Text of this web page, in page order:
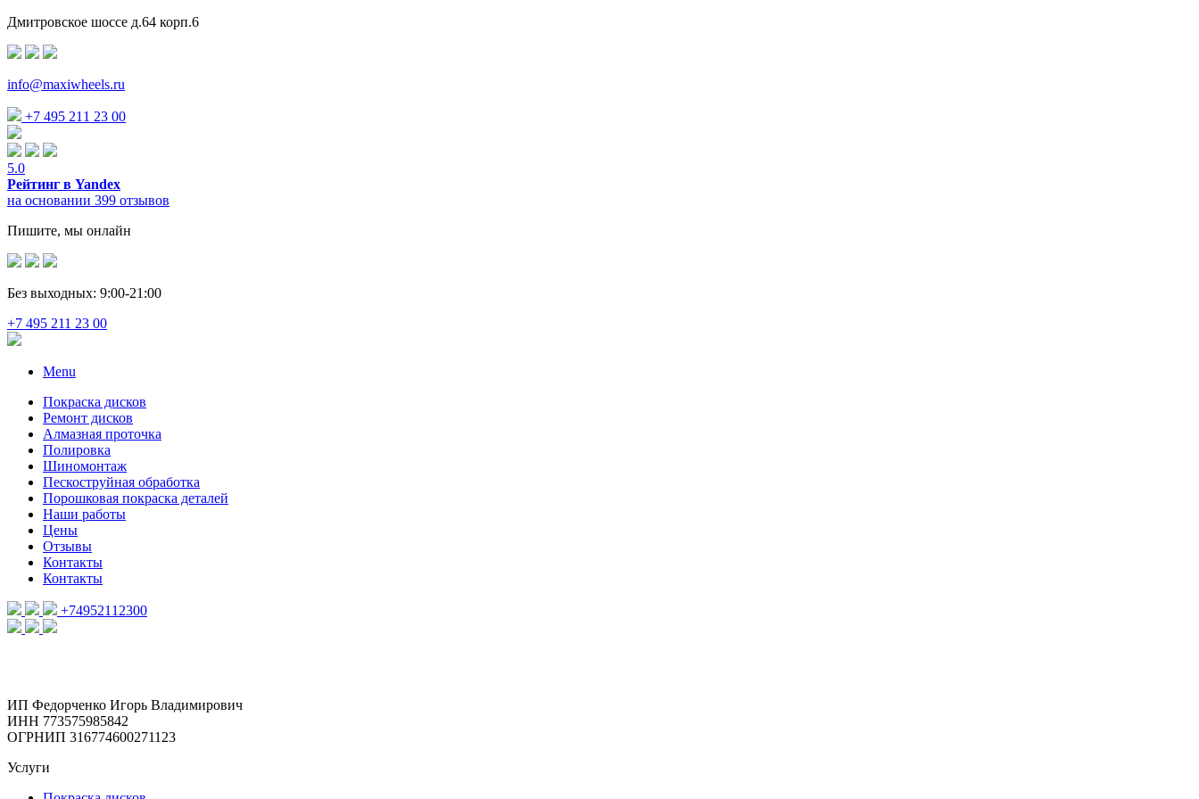
Дмитровское шоссе д.64 корп.6
info@maxiwheels.ru
+7 495 211 23 00
5.0
Рейтинг в Yandex
на основании 399 отзывов
Пишите, мы онлайн
Без выходных: 9:00-21:00
+7 495 211 23 00
Menu
Покраска дисков
Ремонт дисков
Алмазная проточка
Полировка
Шиномонтаж
Пескоструйная обработка
Порошковая покраска деталей
Наши работы
Цены
Отзывы
Контакты
Контакты
+74952112300
ИП Федорченко Игорь Владимирович
ИНН 773575985842
ОГРНИП 316774600271123
Услуги